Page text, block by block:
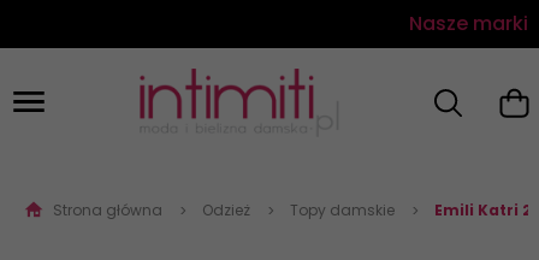
Nasze marki
Strona główna Odzież Topy damskie Emili Katri